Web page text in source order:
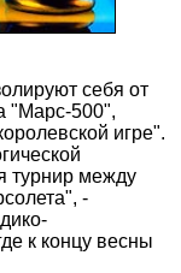
себя от
"Марс-500",
игре".
турнир между
-
к концу весны